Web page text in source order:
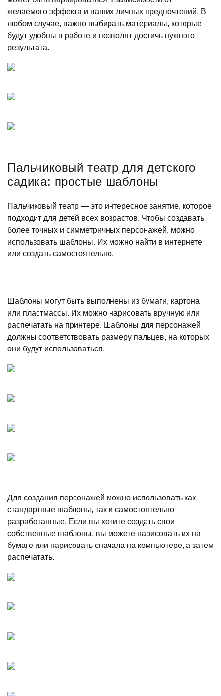
желаемого эффекта и ваших личных предпочтений. В
любом случае, важно выбирать материалы, которые
будут удобны в работе и позволят достичь нужного
результата.
Пальчиковый театр для детского
садика: простые шаблоны
Пальчиковый театр — это интересное занятие, которое
подходит для детей всех возрастов. Чтобы создавать
более точных и симметричных персонажей, можно
использовать шаблоны. Их можно найти в интернете
или создать самостоятельно.
Шаблоны могут быть выполнены из бумаги, картона
или пластмассы. Их можно нарисовать вручную или
распечатать на принтере. Шаблоны для персонажей
должны соответствовать размеру пальцев, на которых
они будут использоваться.
Для создания персонажей можно использовать как
стандартные шаблоны, так и самостоятельно
разработанные. Если вы хотите создать свои
собственные шаблоны, вы можете нарисовать их на
бумаге или нарисовать сначала на компьютере, а затем
распечатать.